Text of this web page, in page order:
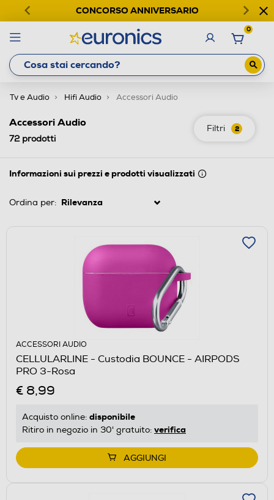
CONCORSO ANNIVERSARIO
0
Tv e Audio Hifi Audio Accessori Audio
Filtri 2
Accessori Audio
72prodotti
Informazioni sui prezzi e prodotti visualizzati
Ordina per:
ACCESSORI AUDIO
CELLULARLINE - Custodia BOUNCE - AIRPODS
PRO 3-Rosa
€ 8,99
Acquisto online: disponibile
Ritiro in negozio in 30' gratuito: verifica
AGGIUNGI